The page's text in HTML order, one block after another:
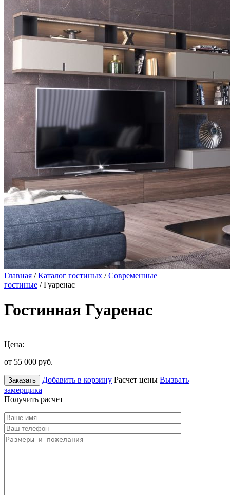
Главная /Каталог гостиных /Современные
гостиные / Гуаренас
Гостинная Гуаренас
Цена:
от 55 000 руб.
Заказать Добавить в корзину Расчет цены Вызвать
замерщика
Получить расчет